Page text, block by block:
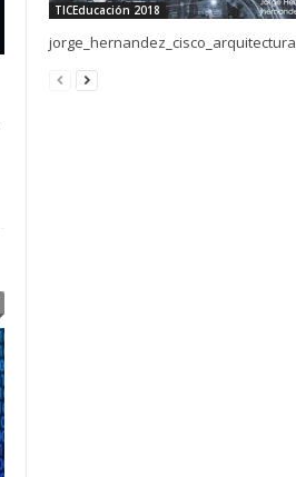
TICEducación 2018
jorge_hernandez_cisco_arquitectura_